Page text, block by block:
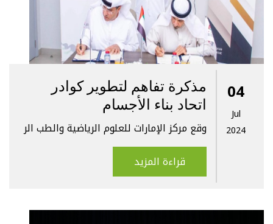
مذكرة تفاهم لتطوير كوادر
اتحاد بناء الأجسام
وقع مركز الإمارات للعلوم الرياضية والطب الر
قراءة المزيد
04
Jul
2024